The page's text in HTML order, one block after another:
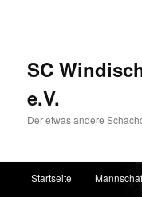
SC
e.V.
Der etwas andere
Zum Inhalt wechseln
Zum sekundären
Startseite